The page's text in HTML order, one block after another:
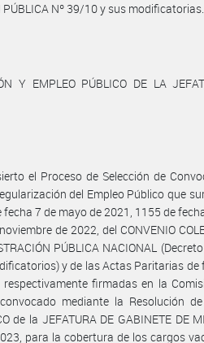
PÚBLICA Nº 39/10 y sus modificatorias.
Y EMPLEO PÚBLICO DE LA
el Proceso de Selección de
del Empleo Público que
7 de mayo de 2021, 1155 de
de 2022, del CONVENIO
PÚBLICA NACIONAL
y de las Actas Paritarias de
firmadas en la
mediante la Resolución de
de la JEFATURA DE GABINETE DE
para la cobertura de los cargos